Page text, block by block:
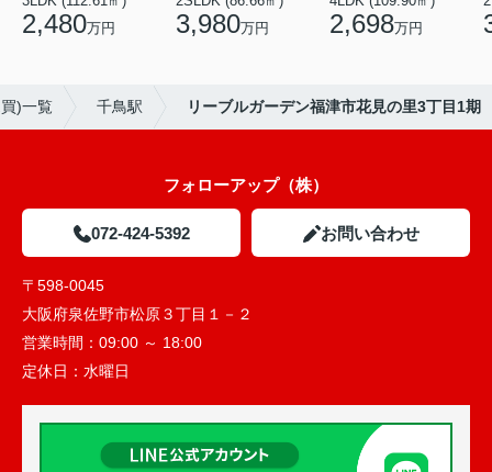
2,480万円 3,980万円 2,698万円
)一覧 千鳥駅 リーブルガーデン福津市花見の里3丁目1期
フォローアップ（株）
072-424-5392 お問い合わせ
〒598-0045
大阪府泉佐野市松原３丁目１－２
営業時間： 09:00 ～ 18:00
定休日： 水曜日